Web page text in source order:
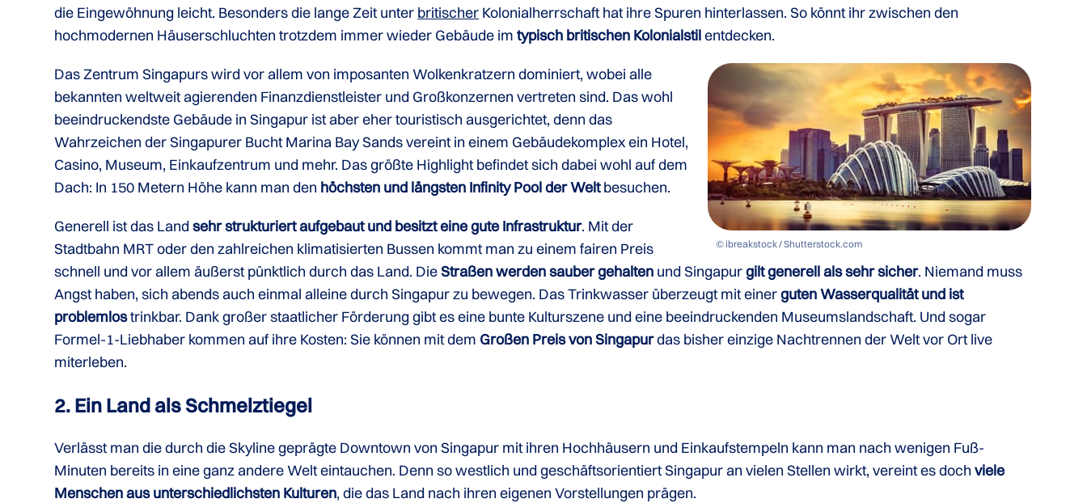
die Eingewöhnung leicht. Besonders die lange Zeit unter britischer Kolonialherrschaft hat ihre Spuren hinterlassen. So könnt ihr zwischen den
hochmodernen Häuserschluchten trotzdem immer wieder Gebäude imtypisch britischen Kolonialstilentdecken.
© ibreakstock / Shutterstock.com
Das Zentrum Singapurs wird vor allem von imposanten Wolkenkratzern dominiert, wobei alle
bekannten weltweit agierenden Finanzdienstleister und Großkonzernen vertreten sind. Das wohl
beeindruckendste Gebäude in Singapur ist aber eher touristisch ausgerichtet, denn das
Wahrzeichen der Singapurer Bucht Marina Bay Sands vereint in einem Gebäudekomplex ein Hotel,
Casino, Museum, Einkaufzentrum und mehr. Das größte Highlight befindet sich dabei wohl auf dem
Dach: In 150 Metern Höhe kann man den höchsten und längsten Infinity Pool der Weltbesuchen.
Generell ist das Landsehr strukturiert aufgebaut und besitzt eine gute Infrastruktur. Mit der
Stadtbahn MRT oder den zahlreichen klimatisierten Bussen kommt man zu einem fairen Preis
schnell und vor allem äußerst pünktlich durch das Land. DieStraßen werden sauber gehalten und Singapurgilt generell als sehr sicher. Niemand muss
Angst haben, sich abends auch einmal alleine durch Singapur zu bewegen. Das Trinkwasser überzeugt mit einerguten Wasserqualität und ist
problemlostrinkbar. Dank großer staatlicher Förderung gibt es eine bunte Kulturszene und eine beeindruckenden Museumslandschaft. Und sogar
Formel-1-Liebhaber kommen auf ihre Kosten: Sie können mit dem Großen Preis von Singapurdas bisher einzige Nachtrennen der Welt vor Ort live
miterleben.
2. Ein Land als Schmelztiegel
Verlässt man die durch die Skyline geprägte Downtown von Singapur mit ihren Hochhäusern und Einkaufstempeln kann man nach wenigen Fuß-
Minuten bereits in eine ganz andere Welt eintauchen. Denn so westlich und geschäftsorientiert Singapur an vielen Stellen wirkt, vereint es dochviele
Menschen aus unterschiedlichsten Kulturen, die das Land nach ihren eigenen Vorstellungen prägen.